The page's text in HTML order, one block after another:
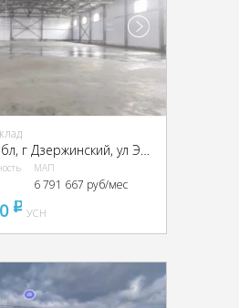
Московская обл, г Дзержинский, ул Энергетиков, д 30 стр 2, г Дзержинский, Энергетиков ул., 30
МАП
6 791 667 руб/мес
pуб
УСН